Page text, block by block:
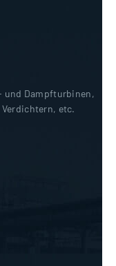
und Dampfturbinen,
etc.